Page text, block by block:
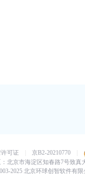
可证 京B2-20210770
北京市海淀区知春路7号致真
2025 北京环球创智软件有限